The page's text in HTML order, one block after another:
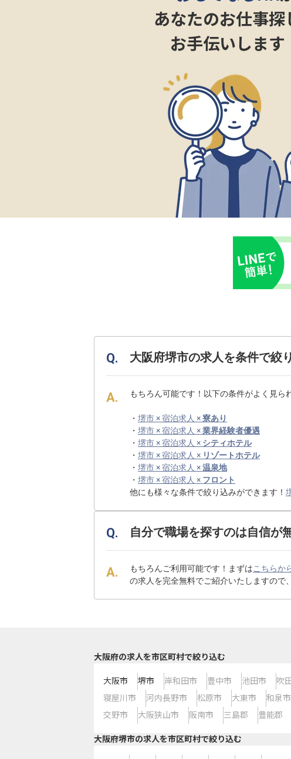
あなたのお仕事探
お手伝いします
大阪府堺市の求人を条件で絞
もちろん可能です！以下の条件がよく見ら
・ 堺市 × 宿泊求人 ×寮あり
・ 堺市 × 宿泊求人 ×業界経験者優遇
・ 堺市 × 宿泊求人 × シティホテル
・ 堺市 × 宿泊求人 × リゾートホテル
・ 堺市 × 宿泊求人 ×温泉地
・ 堺市 × 宿泊求人 × フロント
他にも様々な条件で絞り込みができます！
自分で職場を探すのは自信が
もちろんご利用可能です！まずはこちらか
の求人を完全無料でご紹介いたしますので
大阪府の求人を市区町村で絞り込む
大阪市 堺市 岸和田市 豊中市 池田市 吹
寝屋川市
河内長野市 松原市 大東市 和泉市
交野市
大阪狭山市 阪南市 三島郡 豊能郡
大阪府堺市の求人を市区町村で絞り込む